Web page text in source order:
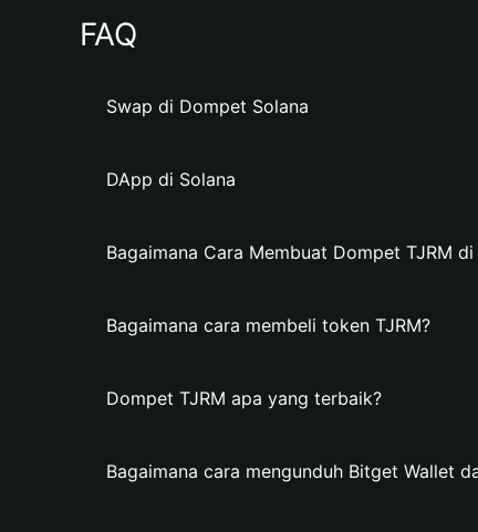
FAQ
Swap di Dompet Solana
DApp di Solana
Bagaimana Cara Membuat Dompet TJRM
Bagaimana cara membeli token TJRM?
Dompet TJRM apa yang terbaik?
Bagaimana cara mengunduh Bitget Wallet